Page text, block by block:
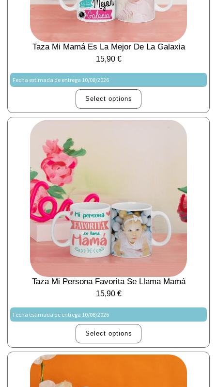
Taza Mi Mamá Es La Mejor De La Galaxia
15,90 €
Fecha estimada de entrega 10/08/2026
Select options
Taza Mi Persona Favorita Se Llama Mamá
15,90 €
Fecha estimada de entrega 10/08/2026
Select options